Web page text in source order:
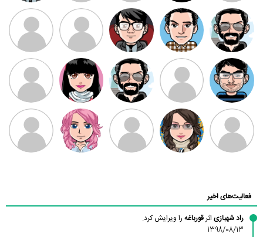
ممدرضا رضا کاظمی زهرا ~ ابتین
سید محمد
موسوی
مهدی فرهمند مهدی سلطانی داود رضیی
طرفدار میلی
بابی براون
کیوان کیانی
سامان راحمی امیردلتا امیروو ملیکا منتظری عارفه داستانپور
فعالیت‌های اخیر
راد شهبازی اثرقورباغه را ویرایش کرد.
1398/08/13